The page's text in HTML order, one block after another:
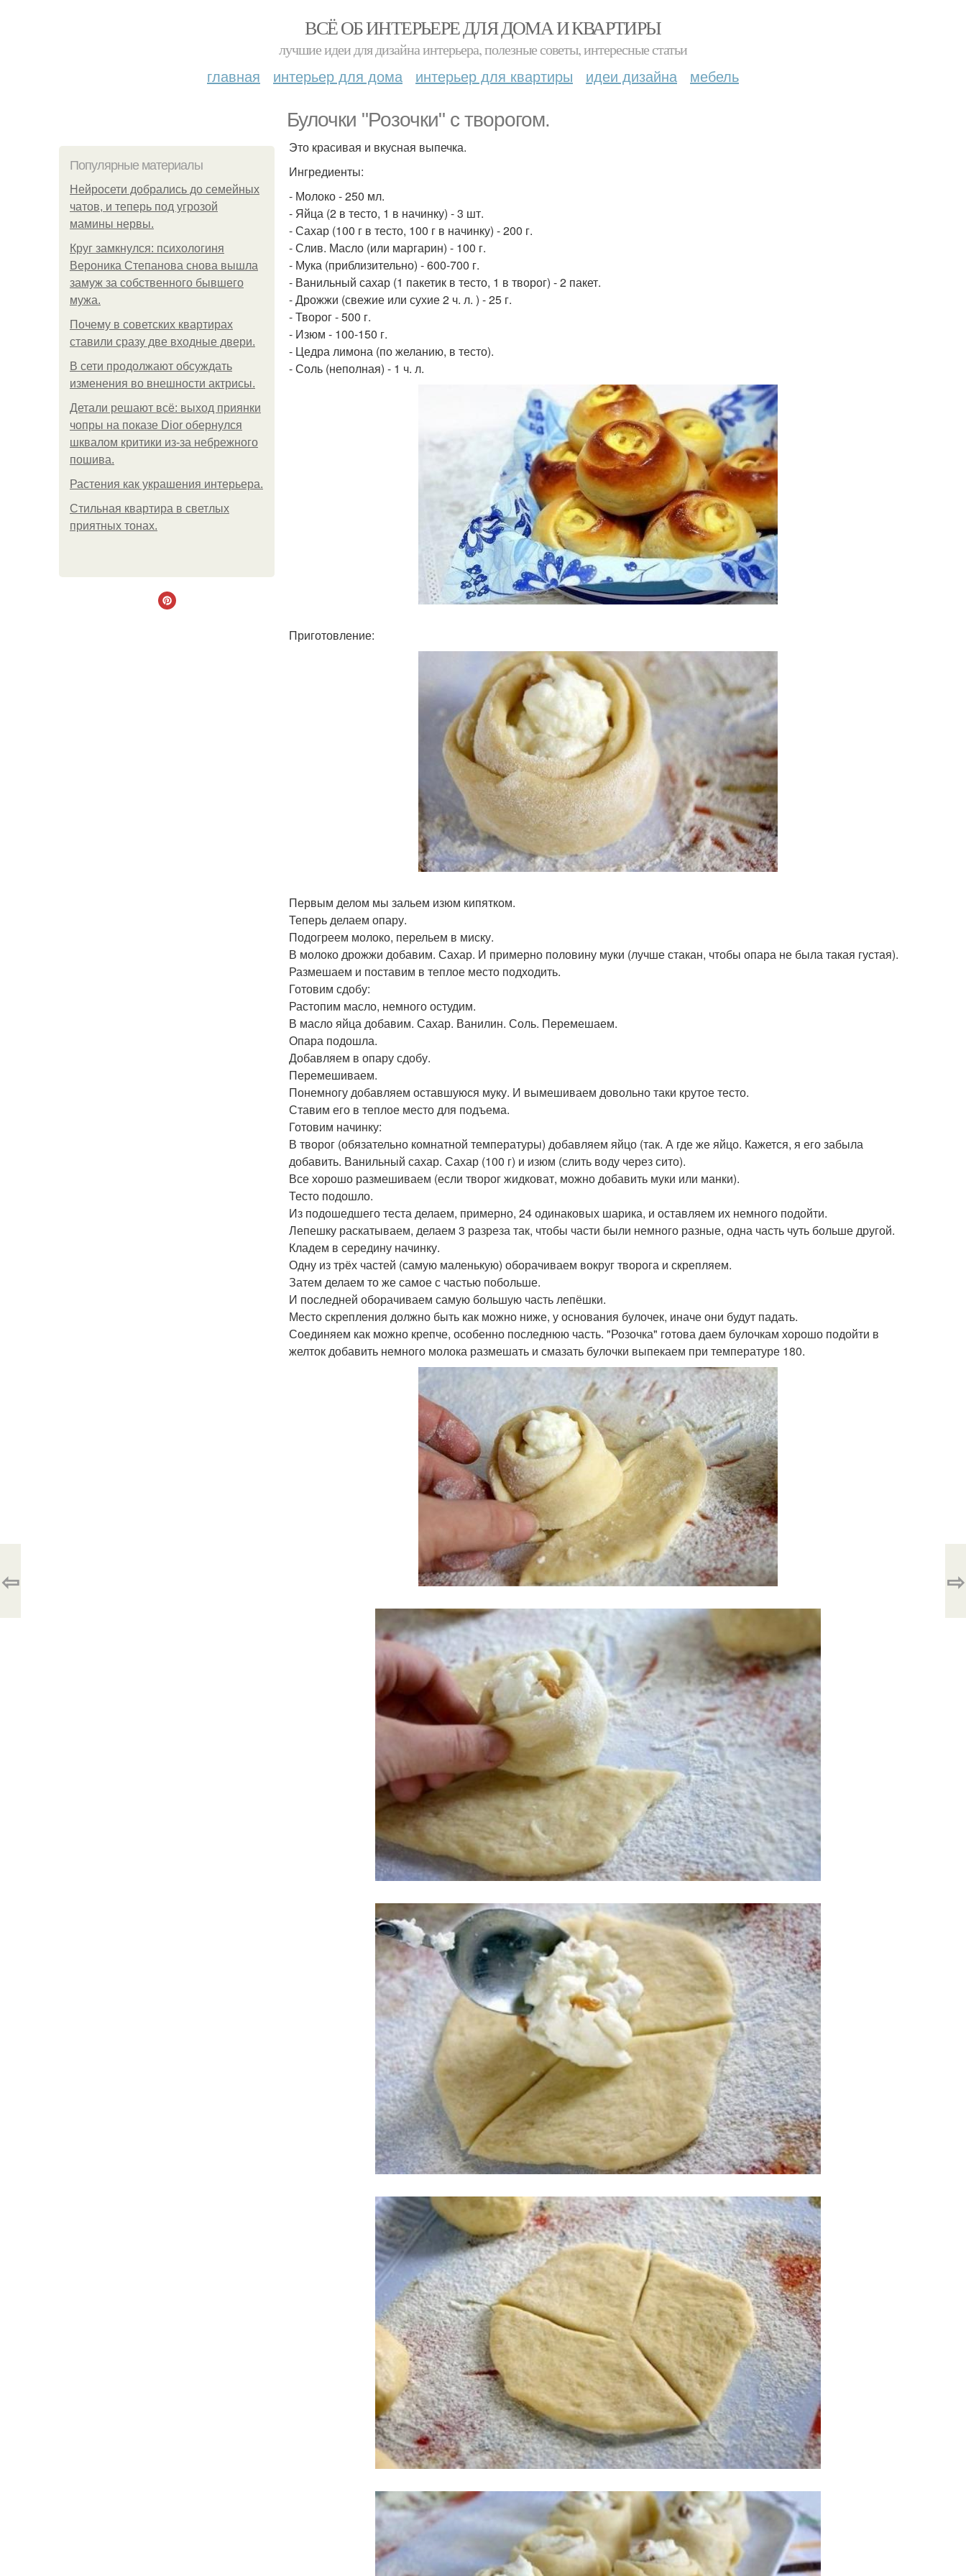
ВСЁ ОБ ИНТЕРЬЕРЕ ДЛЯ ДОМА И КВАРТИРЫ
лучшие идеи для дизайна интерьера, полезные советы, интересные статьи
главная интерьер для дома интерьер для квартиры идеи дизайна мебель
Булочки "Розочки" с творогом.
Популярные материалы
Нейросети добрались до семейных
чатов, и теперь под угрозой
мамины нервы.
Круг замкнулся: психологиня
Вероника Степанова снова вышла
замуж за собственного бывшего
мужа.
Почему в советских квартирах
ставили сразу две входные двери.
В сети продолжают обсуждать
изменения во внешности актрисы.
Детали решают всё: выход приянки
чопры на показе Dior обернулся
шквалом критики из-за небрежного
пошива.
Растения как украшения интерьера.
Стильная квартира в светлых
приятных тонах.
Это красивая и вкусная выпечка.
Ингредиенты:
- Молоко - 250 мл.
- Яйца (2 в тесто, 1 в начинку) - 3 шт.
- Сахар (100 г в тесто, 100 г в начинку) - 200 г.
- Слив. Масло (или маргарин) - 100 г.
- Мука (приблизительно) - 600-700 г.
- Ванильный сахар (1 пакетик в тесто, 1 в творог) - 2 пакет.
- Дрожжи (свежие или сухие 2 ч. л. ) - 25 г.
- Творог - 500 г.
- Изюм - 100-150 г.
- Цедра лимона (по желанию, в тесто).
- Соль (неполная) - 1 ч. л.
Приготовление:
Первым делом мы зальем изюм кипятком.
Теперь делаем опару.
Подогреем молоко, перельем в миску.
В молоко дрожжи добавим. Сахар. И примерно половину муки (лучше стакан, чтобы опара не была такая густая).
Размешаем и поставим в теплое место подходить.
Готовим сдобу:
Растопим масло, немного остудим.
В масло яйца добавим. Сахар. Ванилин. Соль. Перемешаем.
Опара подошла.
Добавляем в опару сдобу.
Перемешиваем.
Понемногу добавляем оставшуюся муку. И вымешиваем довольно таки крутое тесто.
Ставим его в теплое место для подъема.
Готовим начинку:
В творог (обязательно комнатной температуры) добавляем яйцо (так. А где же яйцо. Кажется, я его забыла
добавить. Ванильный сахар. Сахар (100 г) и изюм (слить воду через сито).
Все хорошо размешиваем (если творог жидковат, можно добавить муки или манки).
Тесто подошло.
Из подошедшего теста делаем, примерно, 24 одинаковых шарика, и оставляем их немного подойти.
Лепешку раскатываем, делаем 3 разреза так, чтобы части были немного разные, одна часть чуть больше другой.
Кладем в середину начинку.
Одну из трёх частей (самую маленькую) оборачиваем вокруг творога и скрепляем.
Затем делаем то же самое с частью побольше.
И последней оборачиваем самую большую часть лепёшки.
Место скрепления должно быть как можно ниже, у основания булочек, иначе они будут падать.
Соединяем как можно крепче, особенно последнюю часть. "Розочка" готова даем булочкам хорошо подойти в
желток добавить немного молока размешать и смазать булочки выпекаем при температуре 180.
⇦ ⇨